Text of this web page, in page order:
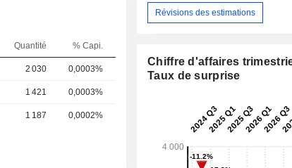
Quantité % Capi.
2 030 0,0003%
1 421 0,0003%
1 187 0,0002%
Révisions des estimations
Chiffre d'affaires
Taux de surprise